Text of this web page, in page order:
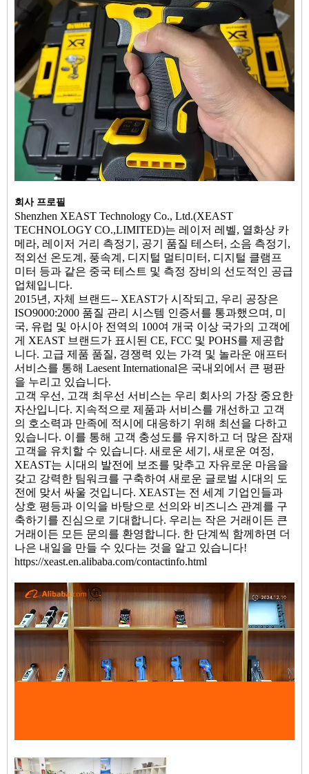
회사 프로필
Shenzhen XEAST Technology Co., Ltd.(XEAST
TECHNOLOGY CO.,LIMITED)는 레이저 레벨, 열화상 카
메라, 레이저 거리 측정기, 공기 품질 테스터, 소음 측정기,
적외선 온도계, 풍속계, 디지털 멀티미터, 디지털 클램프
미터 등과 같은 중국 테스트 및 측정 장비의 선도적인 공급
업체입니다.
2015년, 자체 브랜드-- XEAST가 시작되고, 우리 공장은
ISO9000:2000 품질 관리 시스템 인증서를 통과했으며, 미
국, 유럽 및 아시아 전역의 100여 개국 이상 국가의 고객에
게 XEAST 브랜드가 표시된 CE, FCC 및 POHS를 제공합
니다. 고급 제품 품질, 경쟁력 있는 가격 및 놀라운 애프터
서비스를 통해 Laesent International은 국내외에서 큰 평판
을 누리고 있습니다.
고객 우선, 고객 최우선 서비스는 우리 회사의 가장 중요한
자산입니다. 지속적으로 제품과 서비스를 개선하고 고객
의 호소력과 만족에 적시에 대응하기 위해 최선을 다하고
있습니다. 이를 통해 고객 충성도를 유지하고 더 많은 잠재
고객을 유치할 수 있습니다. 새로운 세기, 새로운 여정,
XEAST는 시대의 발전에 보조를 맞추고 자유로운 마음을
갖고 강력한 팀워크를 구축하여 새로운 글로벌 시대의 도
전에 맞서 싸울 것입니다. XEAST는 전 세계 기업인들과
상호 평등과 이익을 바탕으로 선의와 비즈니스 관계를 구
축하기를 진심으로 기대합니다. 우리는 작은 거래이든 큰
거래이든 모든 문의를 환영합니다. 한 단계씩 함께하면 더
나은 내일을 만들 수 있다는 것을 알고 있습니다!
https://xeast.en.alibaba.com/contactinfo.html